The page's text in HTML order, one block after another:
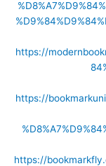
https://
https://
https://